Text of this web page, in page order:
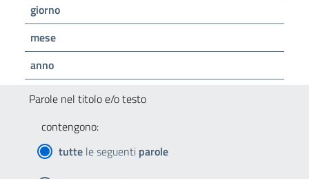
giorno
mese
anno
Parole nel titolo e/o testo
contengono:
tutte le seguenti parole